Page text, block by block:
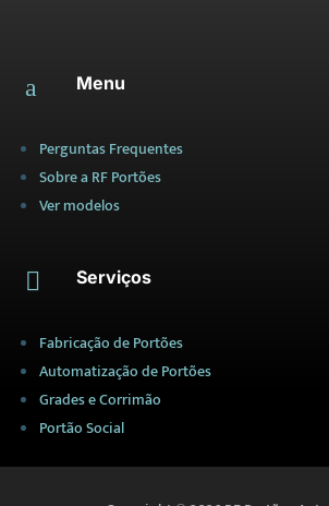
a Menu
Perguntas Frequentes
Sobre a RF Portões
Ver modelos
 Serviços
Fabricação de Portões
Automatização de Portões
Grades e Corrimão
Portão Social